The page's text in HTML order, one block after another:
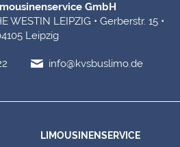
GmbH
WESTIN LEIPZIG • Gerberstr. 15 •
Leipzig
info@kvsbuslimo.de
LIMOUSINENSERVICE